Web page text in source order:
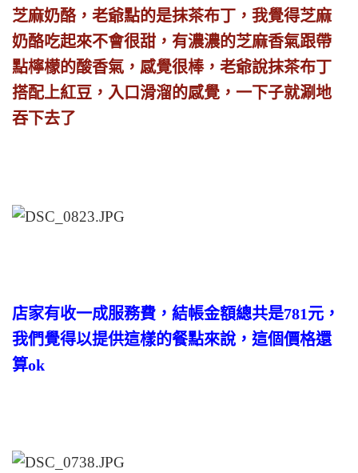
芝麻奶酪，老爺點的是抹茶布丁，我覺得芝麻
奶酪吃起來不會很甜，有濃濃的芝麻香氣跟帶
點檸檬的酸香氣，感覺很棒，老爺說抹茶布丁
搭配上紅豆，入口滑溜的感覺，一下子就涮地
吞下去了
店家有收一成服務費，結帳金額總共是781元，
我們覺得以提供這樣的餐點來說，這個價格還
算ok